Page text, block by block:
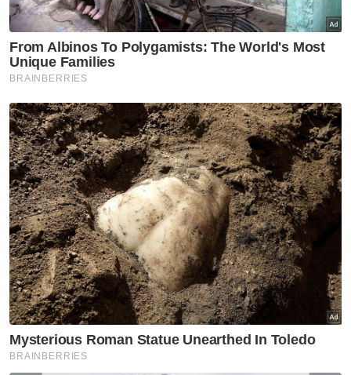
P. Pinang
Perak
Perlis
Putrajaya
Sabah
Masuk | Daftar VPoints:0
Protes Indonesia
Global
Krisis Ekonomi